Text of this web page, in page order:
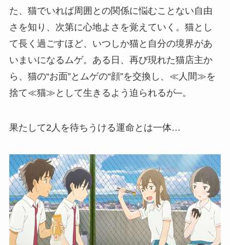
た、猫でいれば周囲との関係に悩むことない自由
さを知り、次第に心地よさを覚えていく。猫とし
て長く過ごすほど、いつしか猫と自分の境界があ
いまいになるムゲ。ある日、再び現れた猫店主か
ら、猫の“お面”とムゲの“顔”を交換し、≪人間≫を
捨て≪猫≫として生きるよう迫られるが─。
果たして2人を待ちうける運命とは一体…